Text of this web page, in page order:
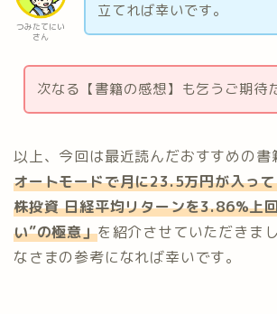
つみたてにい
さん
立てれば幸いです。
次なる【書籍の感想】も乞うご期待
以上、今回は最近読んだおすすめの
オートモードで月に23.5万円が入っ
株投資 日経平均リターンを3.86%上
い”の極意」を紹介させていただきま
なさまの参考になれば幸いです。